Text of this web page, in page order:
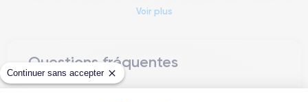
Continuer sans accepter
modèle précédent, offrant une expérience visuelle encore plus
pixels de 476 ppi. En outre, l'iPhone 13 mini est équipé d'un
système de protection frontale Ceramic Shield, qui promet une
meilleure résistance aux chocs et aux chutes.
Voir plus
Questions fréquentes